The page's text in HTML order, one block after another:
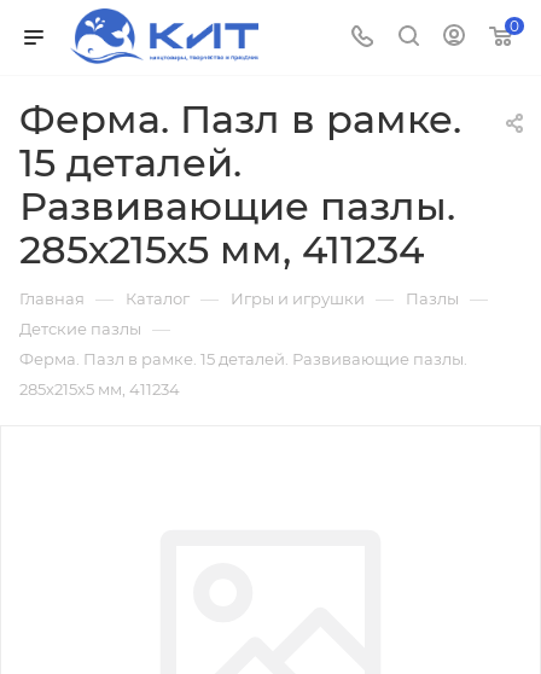
0
Ферма. Пазл в рамке.
15 деталей.
Развивающие пазлы.
285х215х5 мм, 411234
Главная — Каталог — Игры и игрушки — Пазлы —
Детские пазлы —
Ферма. Пазл в рамке. 15 деталей. Развивающие пазлы.
285х215х5 мм, 411234